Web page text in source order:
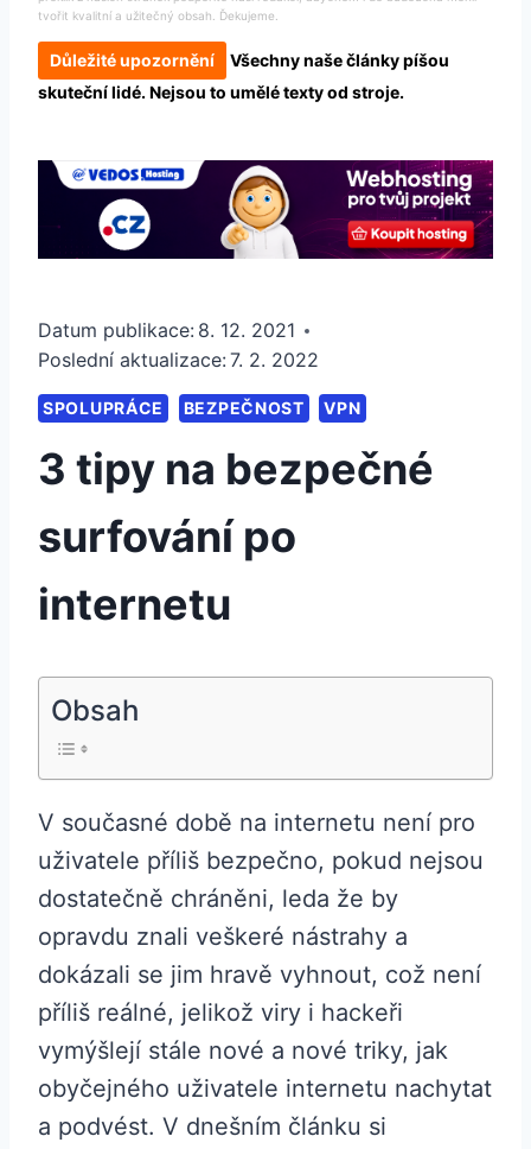
tvořit kvalitní a užitečný obsah. Ďekujeme.
Důležité upozornění
Všechny naše články píšou
skuteční lidé. Nejsou to umělé texty od stroje.
Datum publikace: 8. 12. 2021
Poslední aktualizace: 7. 2. 2022
SPOLUPRÁCE BEZPEČNOST VPN
3 tipy na bezpečné
surfování po
internetu
Obsah
V současné době na internetu není pro
uživatele příliš bezpečno, pokud nejsou
dostatečně chráněni, leda že by
opravdu znali veškeré nástrahy a
dokázali se jim hravě vyhnout, což není
příliš reálné, jelikož viry i hackeři
vymýšlejí stále nové a nové triky, jak
obyčejného uživatele internetu nachytat
a podvést. V dnešním článku si